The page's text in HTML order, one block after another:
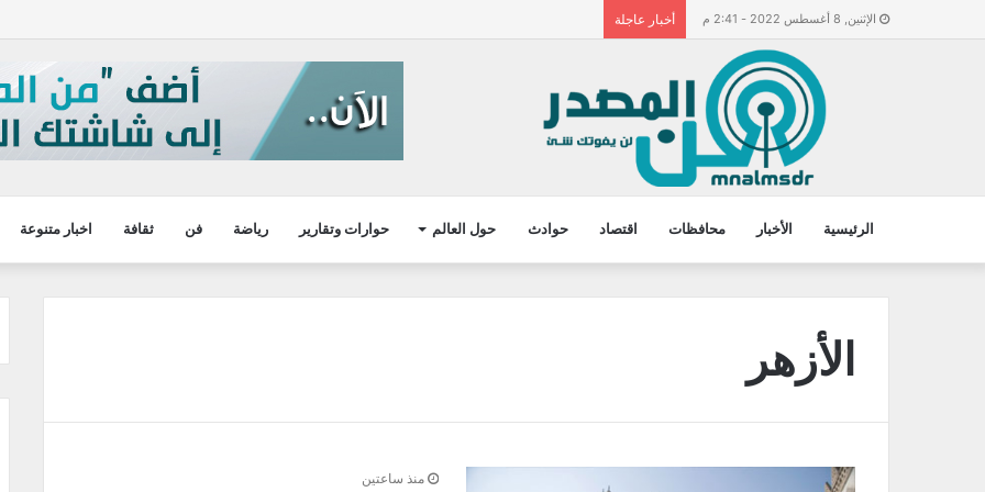
الإثنين, 8 أغسطس 2022 - 2:41 م أخبار عاجلة
الرئيسية الأخبار محافظات اقتصاد حوادث حول العالم حوارات وتقارير رياضة فن ثقافة اخبار متنوعة
الأزهر
منذ ساعتين